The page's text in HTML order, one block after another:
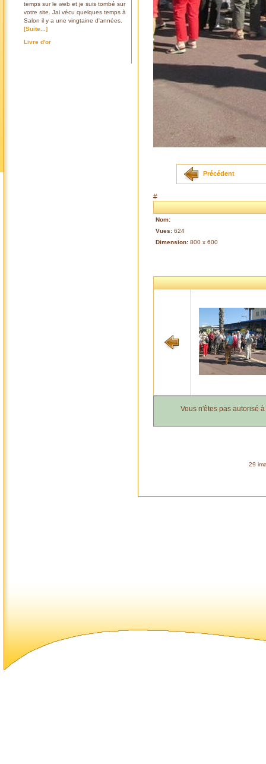
temps sur le web et je suis tombé sur
votre site. Jai vécu quelques temps à
Salon il y a une vingtaine d'années.
[Suite...]
Livre d'or
Précédent
#
Nom:
Vues: 624
Dimension: 800 x 600
Vous n'êtes pas autorisé
29